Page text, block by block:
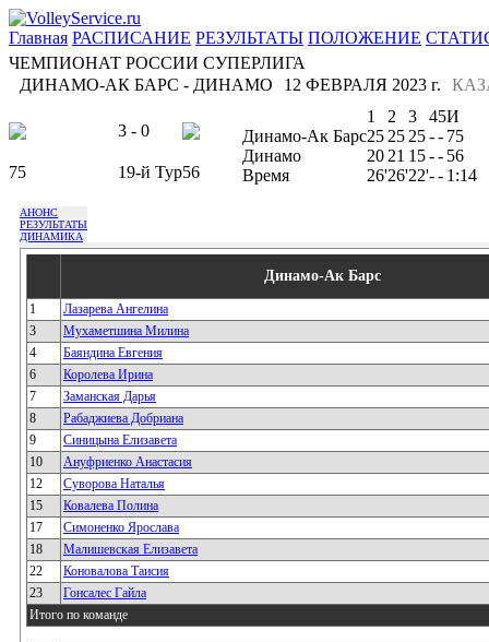
Главная РАСПИСАНИЕ РЕЗУЛЬТАТЫ ПОЛОЖЕНИЕ
ЧЕМПИОНАТ РОССИИ СУПЕРЛИГА
ДИНАМО-АК БАРС - ДИНАМО
12 ФЕВРАЛЯ 2023 г.
3 - 0
75 19-й Тур56
1 2 3 45И
Динамо-Ак Барс25 25 25-- 75
Динамо
20 21 15-- 56
Время
26'26'22'-- 1:14
АНОНС
РЕЗУЛЬТАТЫ
ДИНАМИКА
Динамо-Ак Барс
1
Лазарева Ангелина
3
Мухаметшина Милина
4
Баяндина Евгения
6
Королева Ирина
7
Заманская Дарья
8
Рабаджиева Добриана
9
Синицына Елизавета
10
Ануфриенко Анастасия
12
Суворова Наталья
15
Ковалева Полина
17
Симоненко Ярослава
18
Малишевская Елизавета
22
Коновалова Таисия
23
Гонсалес Гайла
Итого по команде